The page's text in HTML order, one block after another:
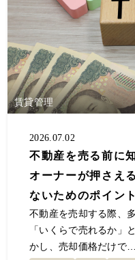
確定申告不要
確
手数料
立ち退き
家賃収入
相場
大規模修繕
消費税
サラリーマン
事
節税対策
確定申告していない
空室対策
決算書
交渉
不動産所得
地主と家主
入居者
賃貸管理
2026.07.02
不動産を売る前に
オーナーが押さえ
ないためのポイント
不動産を売却する際、
「いくらで売れるか」
かし、売却価格だけで…